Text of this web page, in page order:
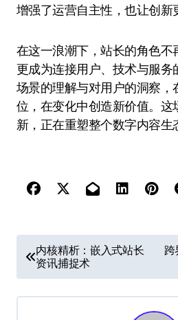
增强了运营自主性，也让创新
在这一浪潮下，站长的角色不
更成为连接用户、技术与服务
场景的理解与对用户的洞察，
位，在变化中创造新价值。这
新，正在重塑整个数字内容生
章
导
内核精析：嵌入式站长
资讯捕捉术
跨